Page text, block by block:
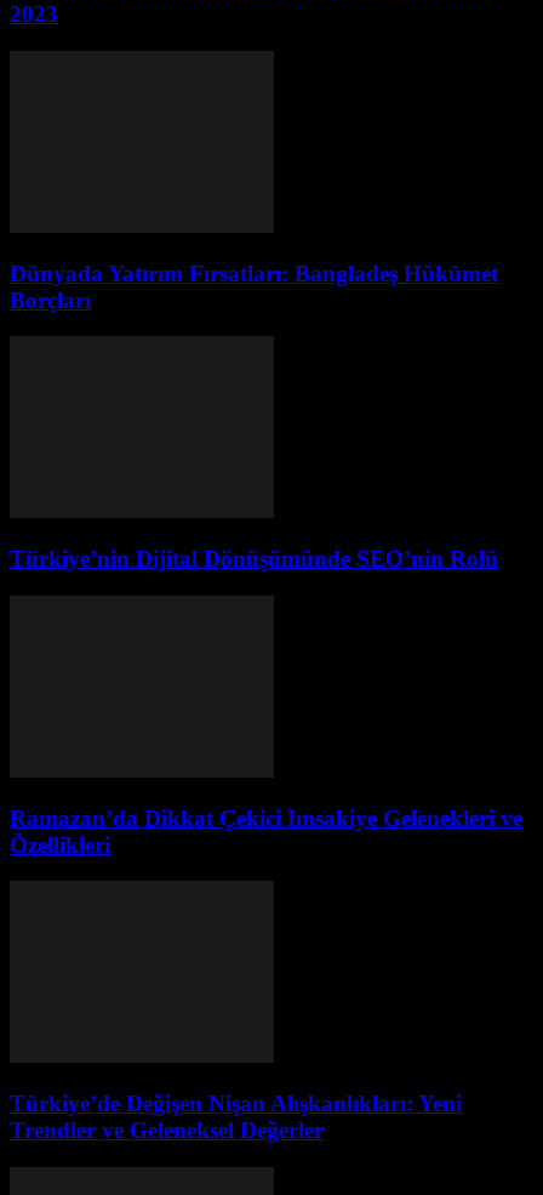
2023
Dünyada Yatırım Fırsatları: Bangladeş Hükümet
Borçları
Türkiye’nin Dijital Dönüşümünde SEO’nin Rolü
Ramazan’da Dikkat Çekici Imsakiye Gelenekleri ve
Özellikleri
Türkiye’de Değişen Nişan Alışkanlıkları: Yeni
Trendler ve Geleneksel Değerler